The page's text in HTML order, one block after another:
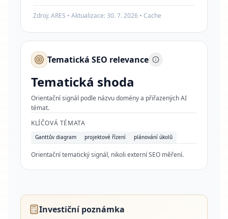
Zdroj: ARES • Aktualizace:30. 7. 2026 • Cache
Tematická SEO relevance
Tematická shoda
Orientační signál podle názvu domény a přiřazených AI
témat.
KLÍČOVÁ TÉMATA
Ganttův diagram projektové řízení plánování úkolů
Orientační tematický signál, nikoli externí SEO měření.
Investiční poznámka